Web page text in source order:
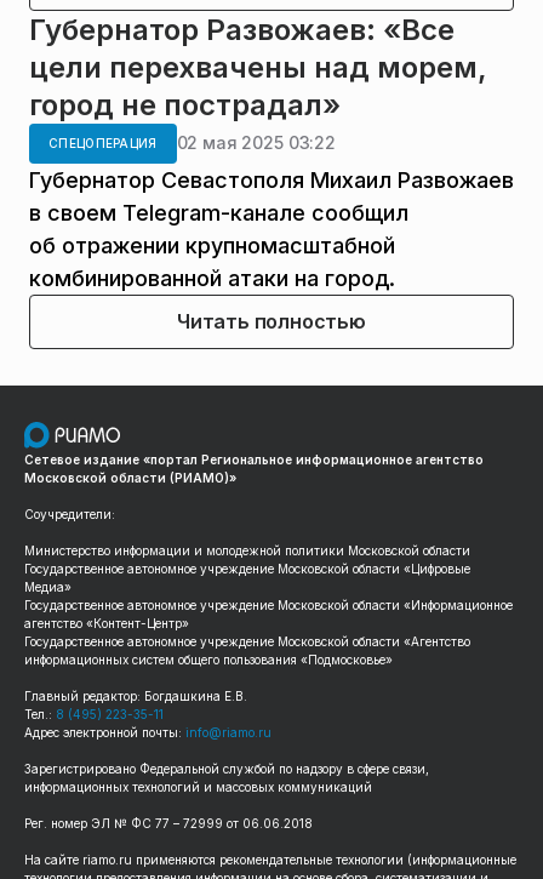
Губернатор Развожаев: «Все
цели перехвачены над морем,
город не пострадал»
СПЕЦОПЕРАЦИЯ 02 мая 2025 03:22
Губернатор Севастополя Михаил Развожаев
в своем Telegram-канале сообщил
об отражении крупномасштабной
комбинированной атаки на город.
Читать полностью
Сетевое издание «портал Региональное информационное агентство
Московской области (РИАМО)»
Соучредители:
Министерство информации и молодежной политики Московской области
Государственное автономное учреждение Московской области «Цифровые
Медиа»
Государственное автономное учреждение Московской области «Информационное
агентство «Контент-Центр»
Государственное автономное учреждение Московской области «Агентство
информационных систем общего пользования «Подмосковье»
Главный редактор: Богдашкина Е.В.
Тел.: 8 (495) 223-35-11
Адрес электронной почты: info@riamo.ru
Зарегистрировано Федеральной службой по надзору в сфере связи,
информационных технологий и массовых коммуникаций
Рег. номер ЭЛ № ФС 77 – 72999 от 06.06.2018
На сайте riamo.ru применяются рекомендательные технологии (информационные